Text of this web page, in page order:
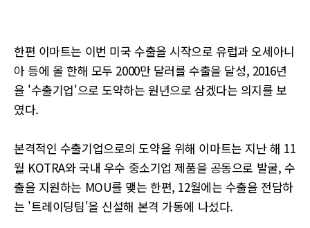
한편 이마트는 이번 미국 수출을 시작으로 유럽과 오세아니
아 등에 올 한해 모두 2000만 달러를 수출을 달성, 2016년
을 '수출기업'으로 도약하는 원년으로 삼겠다는 의지를 보
였다.
본격적인 수출기업으로의 도약을 위해 이마트는 지난 해 11
월 KOTRA와 국내 우수 중소기업 제품을 공동으로 발굴, 수
출을 지원하는 MOU를 맺는 한편, 12월에는 수출을 전담하
는 '트레이딩팀'을 신설해 본격 가동에 나섰다.